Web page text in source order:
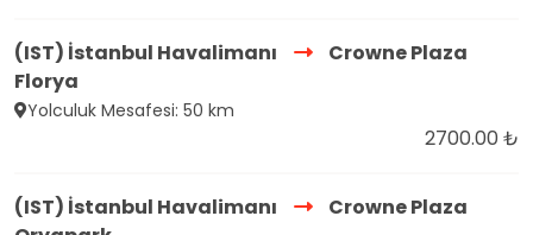
(IST) İstanbul Havalimanı
Crowne Plaza
Florya
Yolculuk Mesafesi: 50 km
2700.00 ₺
(IST) İstanbul Havalimanı
Crowne Plaza